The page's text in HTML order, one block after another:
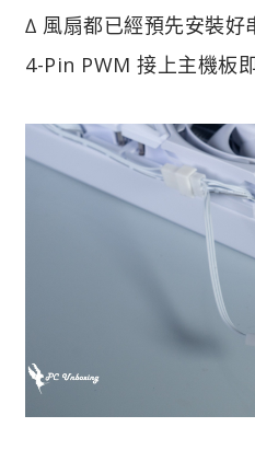
∆ 風扇都已經預先安裝好
4-Pin PWM 接上主機板